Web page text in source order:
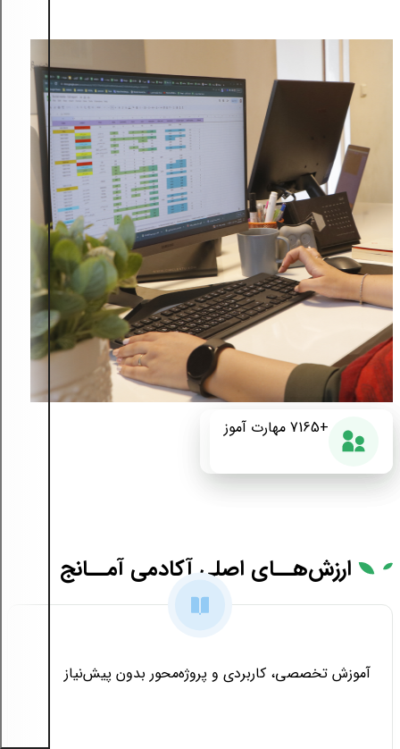
+175 دوره آموزشی 87% رضایت از دوره +7165 مهارت آموز
ارزش‌هــای اصلی آکادمی آمــانج
آموزش تخصصی، کاربردی و پروژه‌محور بدون پیش‌نیاز